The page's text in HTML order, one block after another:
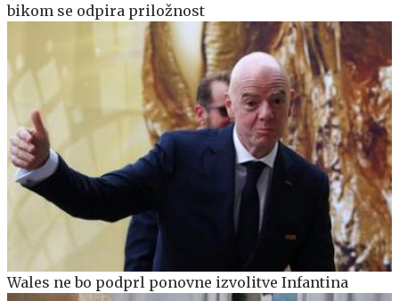
bikom se odpira priložnost
Wales ne bo podprl ponovne izvolitve Infantina